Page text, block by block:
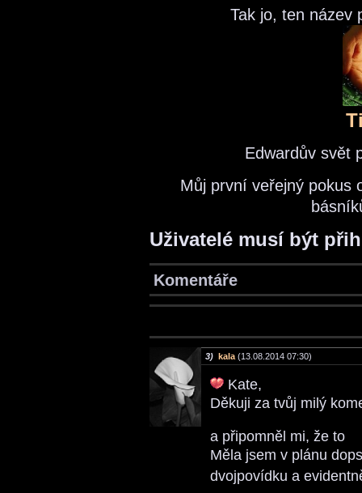
Tak jo, ten název
Edwardův svět
Můj první veřejný pokus
Uživatelé musí být
Komentáře
3) kala (13.08.2014 07:30)
Kate,
Děkuji za tvůj milý
a připomněl mi, že to
Měla jsem v plánu
dvojpovídku a